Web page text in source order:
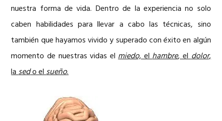
nuestra forma de vida. Dentro de la experiencia no solo
caben habilidades para llevar a cabo las técnicas, sino
también que hayamos vivido y superado con éxito en algún
momento de nuestras vidas elmiedo,elhambre, eldolor,
lasedo elsueño.